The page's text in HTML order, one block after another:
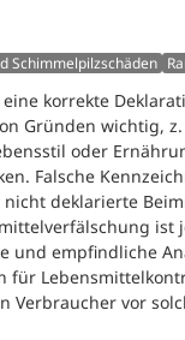
Schimmelpilzschäden
korrekte
Gründen wichtig,
oder
Falsche
deklarierte
ist
und empfindliche
für
Verbraucher vor